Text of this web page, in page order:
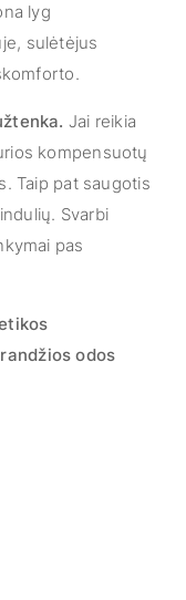
lyg
sulėtėjus
Jai reikia
kompensuotų
Taip pat saugotis
Svarbi
pas
odos